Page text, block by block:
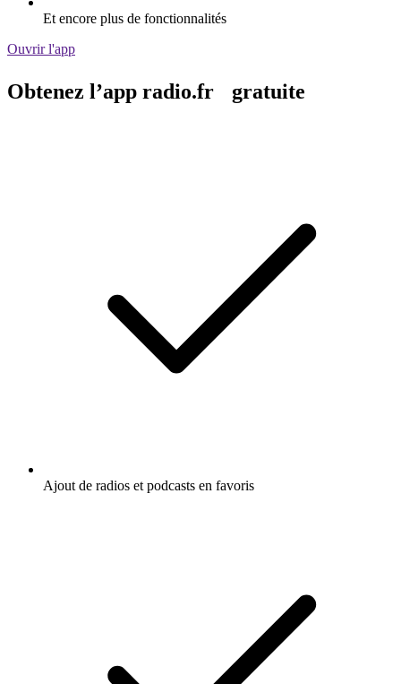
Et encore plus de fonctionnalités
Ouvrir l'app
Obtenez l’app radio.fr gratuite
Ajout de radios et podcasts en favoris